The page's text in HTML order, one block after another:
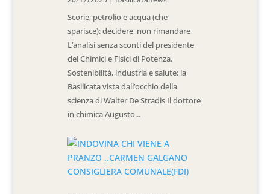
Scorie, petrolio e acqua (che
sparisce): decidere, non rimandare
L’analisi senza sconti del presidente
dei Chimici e Fisici di Potenza.
Sostenibilità, industria e salute: la
Basilicata vista dall’occhio della
scienza di Walter De Stradis Il dottore
in chimica Augusto...